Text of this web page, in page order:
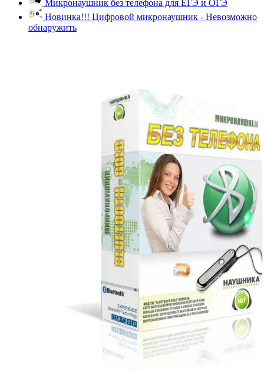
Микронаушник без телефона для ЕГЭ и ОГЭ
Новинка!!! Цифровой микронаушник - Невозможно
обнаружить